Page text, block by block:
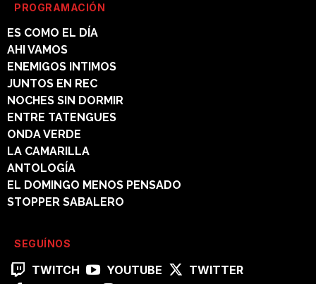
PROGRAMACIÓN
ES COMO EL DÍA
AHI VAMOS
ENEMIGOS INTIMOS
JUNTOS EN REC
NOCHES SIN DORMIR
ENTRE TATENGUES
ONDA VERDE
LA CAMARILLA
ANTOLOGÍA
EL DOMINGO MENOS PENSADO
STOPPER SABALERO
SEGUÍNOS
TWITCH YOUTUBE
TWITTER